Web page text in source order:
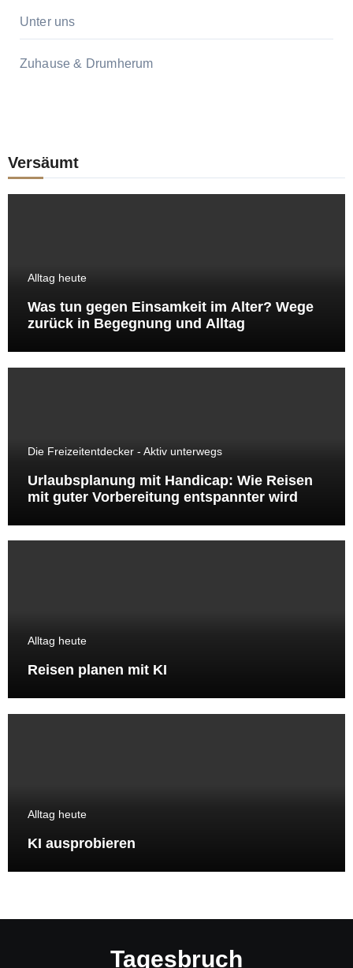
Unter uns
Zuhause & Drumherum
Versäumt
Alltag heute
Was tun gegen Einsamkeit im Alter? Wege
zurück in Begegnung und Alltag
Die Freizeitentdecker - Aktiv unterwegs
Urlaubsplanung mit Handicap: Wie Reisen
mit guter Vorbereitung entspannter wird
Alltag heute
Reisen planen mit KI
Alltag heute
KI ausprobieren
Tagesbruch